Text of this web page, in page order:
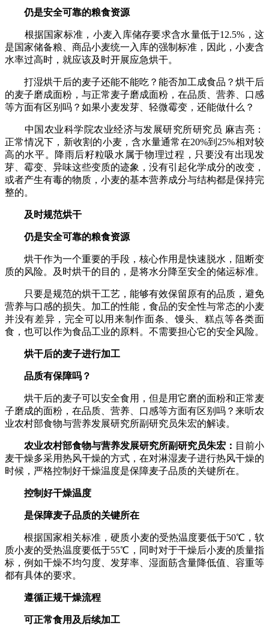
仍是安全可靠的粮食资源
根据国家标准，小麦入库储存要求含水量低于‌12.5%‌，这
是国家储备粮、商品小麦统一入库的强制标准‌，因此，小麦含
水率过高时，就应该及时开展应急烘干。
打湿烘干后的麦子还能不能吃？能否加工成食品？烘干后
的麦子磨成面粉，与正常麦子磨成面粉，在品质、营养、口感
等方面有区别吗？如果小麦发芽、轻微霉变，还能做什么？
中国农业科学院农业经济与发展研究所研究员 麻吉亮：
正常情况下，新收割的小麦，含水量通常在20%到25%相对较
高的水平。降雨后籽粒吸水属于物理过程，只要没有出现发
芽、霉变、异味这些变质的迹象，没有引起化学成分的改变，
或者产生有毒的物质，小麦的基本营养成分与结构都是保持完
整的。
及时规范烘干
仍是安全可靠的粮食资源
烘干作为一个重要的手段，核心作用是快速脱水，阻断变
质的风险。及时烘干的目的，是将水分降至安全的储运标准。
只要是规范的烘干工艺，能够有效保留原有的品质，避免
营养与口感的损失。加工的性能，食品的安全性与常态的小麦
并没有差异，完全可以用来制作面条、馒头、糕点等各类面
食，也可以作为食品工业的原料。不需要担心它的安全风险。
烘干后的麦子进行加工
品质有保障吗？
烘干后的麦子可以安全食用，但是用它磨的面粉和正常麦
子磨成的面粉，在品质、营养、口感等方面有区别吗？来听农
业农村部食物与营养发展研究所副研究员朱宏的解读。
农业农村部食物与营养发展研究所副研究员朱宏： 目前小
麦干燥多采用热风干燥的方式，在对淋湿麦子进行热风干燥的
时候，严格控制好干燥温度是保障麦子品质的关键所在。
控制好干燥温度
是保障麦子品质的关键所在
根据国家相关标准，硬质小麦的受热温度要低于50℃，软
质小麦的受热温度要低于55℃，同时对于干燥后小麦的质量指
标，例如干燥不均匀度、发芽率、湿面筋含量降低值、容重等
都有具体的要求。
遵循正规干燥流程
可正常食用及后续加工